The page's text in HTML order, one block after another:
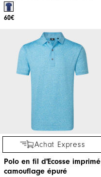
60€
Achat Express
Polo en fil d'Ecosse imprimé
camouflage épuré